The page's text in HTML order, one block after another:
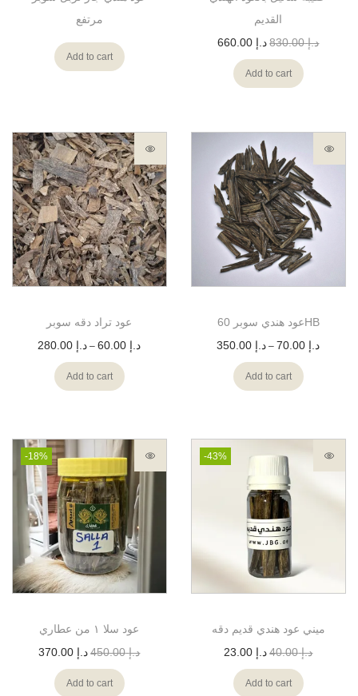
مرتفع
Add to cart
القديم
د.إ830.00 د.إ
Add to cart
عود تراد دقه سوبر
د.إ
– د.إ
Add to cart
عود هندي سوبر 60HB
د.إ
– د.إ
Add to cart
-18%
عود سلا ١ من عطاري
د.إ450.00 د.إ
Add to cart
-43%
ميني عود هندي قديم دقه
د.إ40.00 د.إ
Add to cart